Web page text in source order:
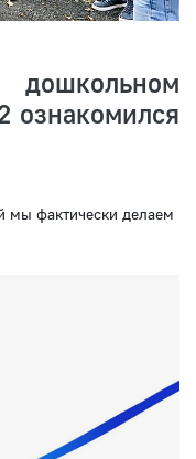
ознакомился
мы фактически делаем